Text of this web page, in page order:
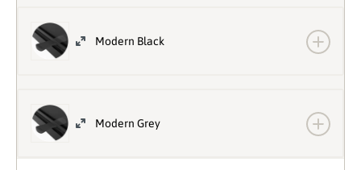
Modern Black
Modern Grey